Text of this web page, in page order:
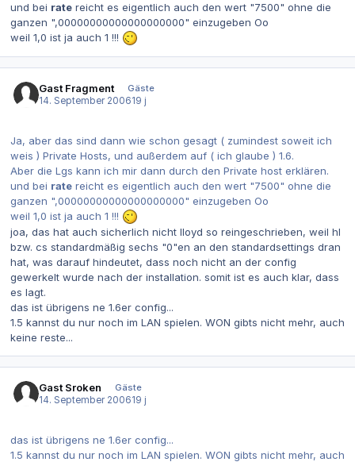
und bei rate reicht es eigentlich auch den wert "7500" ohne die
ganzen ",00000000000000000000" einzugeben Oo
weil 1,0 ist ja auch 1 !!!
Gast Fragment
Gäste
14. September 200619 j
Ja, aber das sind dann wie schon gesagt ( zumindest soweit ich
weis ) Private Hosts, und außerdem auf ( ich glaube ) 1.6.
Aber die Lgs kann ich mir dann durch den Private host erklären.
und bei rate reicht es eigentlich auch den wert "7500" ohne die
ganzen ",00000000000000000000" einzugeben Oo
weil 1,0 ist ja auch 1 !!!
joa, das hat auch sicherlich nicht lloyd so reingeschrieben, weil hl
bzw. cs standardmäßig sechs "0"en an den standardsettings dran
hat, was darauf hindeutet, dass noch nicht an der config
gewerkelt wurde nach der installation. somit ist es auch klar, dass
es lagt.
das ist übrigens ne 1.6er config...
1.5 kannst du nur noch im LAN spielen. WON gibts nicht mehr, auch
keine reste...
Gast Sroken
Gäste
14. September 200619 j
das ist übrigens ne 1.6er config...
1.5 kannst du nur noch im LAN spielen. WON gibts nicht mehr, auch